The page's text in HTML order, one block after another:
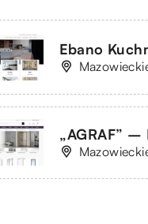
Ebano
„AGRAF” –